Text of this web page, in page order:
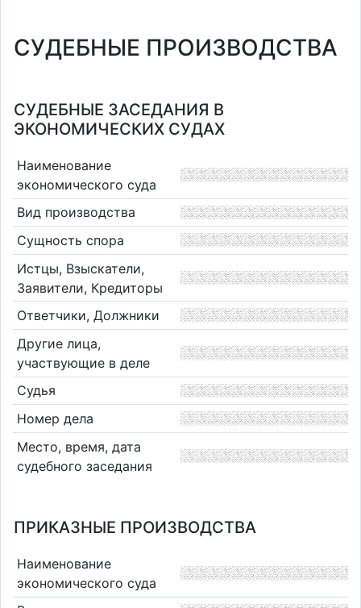
СУДЕБНЫЕ ПРОИЗВОДСТВА
СУДЕБНЫЕ ЗАСЕДАНИЯ В
ЭКОНОМИЧЕСКИХ СУДАХ
Наименование
экономического суда
Вид производства
Сущность спора
Истцы, Взыскатели,
Заявители, Кредиторы
Ответчики, Должники
Другие лица,
участвующие в деле
Судья
Номер дела
Место, время, дата
судебного заседания
ПРИКАЗНЫЕ ПРОИЗВОДСТВА
Наименование
экономического суда